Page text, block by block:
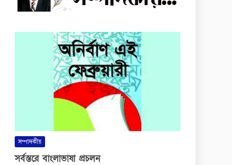
সম্পাদকীয়
সর্বস্তরে বাংলাভাষা প্রচলন